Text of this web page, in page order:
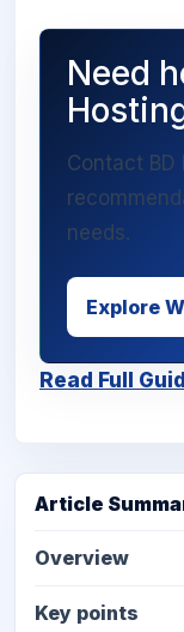
Need
Contact BD
needs.
Explore
Read Full
Article
Overview
Key points